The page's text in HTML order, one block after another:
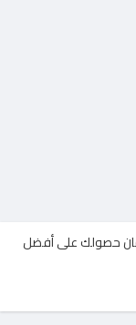
حصولك على أفضل